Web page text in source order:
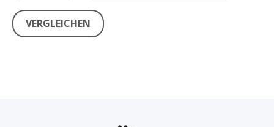
VERGLEICHEN